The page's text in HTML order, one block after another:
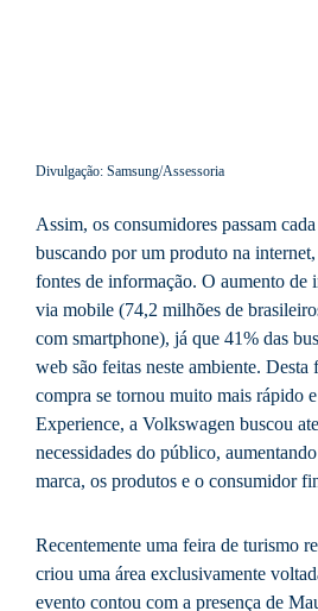
Divulgação: Samsung/Assessoria
Assim, os consumidores passam
buscando por um produto na
fontes de informação. O aumento de
via mobile (74,2 milhões de
com smartphone), já que 41% das
web são feitas neste ambiente. Desta
compra se tornou muito mais rápido
Experience, a Volkswagen buscou
necessidades do público,
marca, os produtos e o consumidor
Recentemente uma feira de turismo
criou uma área exclusivamente
evento contou com a presença de